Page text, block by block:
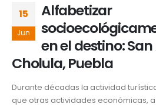
15
Jun
Alfabetizar
en el destino:
Cholula, Puebla
Durante décadas la actividad
que otras actividades económicas,